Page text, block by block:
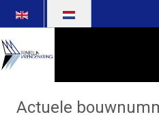
Actuele